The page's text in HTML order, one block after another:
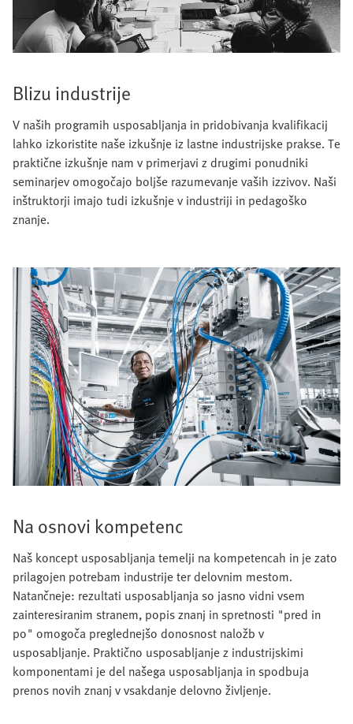
Blizu industrije
V naših programih usposabljanja in pridobivanja kvalifikacij
lahko izkoristite naše izkušnje iz lastne industrijske prakse. Te
praktične izkušnje nam v primerjavi z drugimi ponudniki
seminarjev omogočajo boljše razumevanje vaših izzivov. Naši
inštruktorji imajo tudi izkušnje v industriji in pedagoško
znanje.
Na osnovi kompetenc
Naš koncept usposabljanja temelji na kompetencah in je zato
prilagojen potrebam industrije ter delovnim mestom.
Natančneje: rezultati usposabljanja so jasno vidni vsem
zainteresiranim stranem, popis znanj in spretnosti "pred in
po" omogoča preglednejšo donosnost naložb v
usposabljanje. Praktično usposabljanje z industrijskimi
komponentami je del našega usposabljanja in spodbuja
prenos novih znanj v vsakdanje delovno življenje.